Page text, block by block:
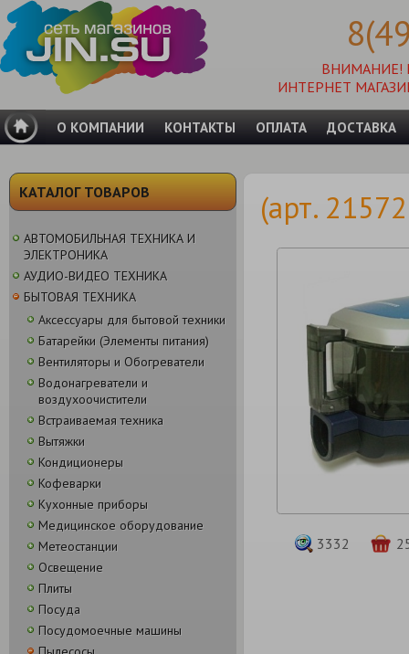
ВНИМАНИЕ!
ИНТЕРНЕТ
О КОМПАНИИ КОНТАКТЫ ОПЛАТА ДОСТАВКА
КАТАЛОГ ТОВАРОВ
АВТОМОБИЛЬНАЯ ТЕХНИКА И
ЭЛЕКТРОНИКА
АУДИО-ВИДЕО ТЕХНИКА
БЫТОВАЯ ТЕХНИКА
Аксессуары для бытовой техники
Батарейки (Элементы питания)
Вентиляторы и Обогреватели
Водонагреватели и
воздухоочистители
Встраиваемая техника
Вытяжки
Кондиционеры
Кофеварки
Кухонные приборы
Медицинское оборудование
Метеостанции
Освещение
Плиты
Посуда
Посудомоечные машины
(арт.
3332